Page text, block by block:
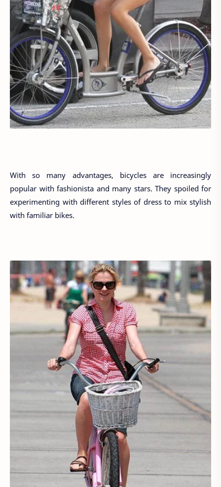
With so many advantages, bicycles are increasingly
popular with fashionista and many stars. They spoiled for
experimenting with different styles of dress to mix stylish
with familiar bikes.